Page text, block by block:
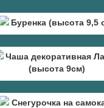
Буренка (высота 9,5
Чаша декоративная
(высота 9см)
Снегурочка на